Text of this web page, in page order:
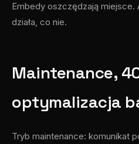
Embedy oszczędzają miejsce.
działa, co nie.
Maintenance,
optymalizacja
Tryb maintenance: komunikat